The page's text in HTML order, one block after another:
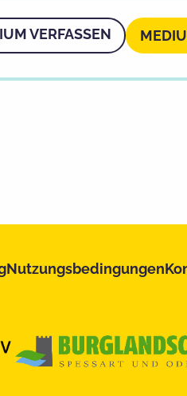
VERFASSEN
Nutzungsbedingungen